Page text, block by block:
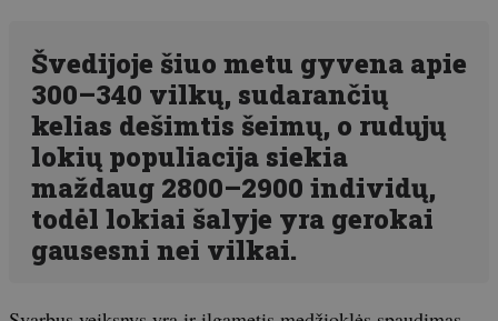
Švedijoje šiuo metu gyvena apie
300–340 vilkų, sudarančių
kelias dešimtis šeimų, o rudųjų
lokių populiacija siekia
maždaug 2800–2900 individų,
todėl lokiai šalyje yra gerokai
gausesni nei vilkai.